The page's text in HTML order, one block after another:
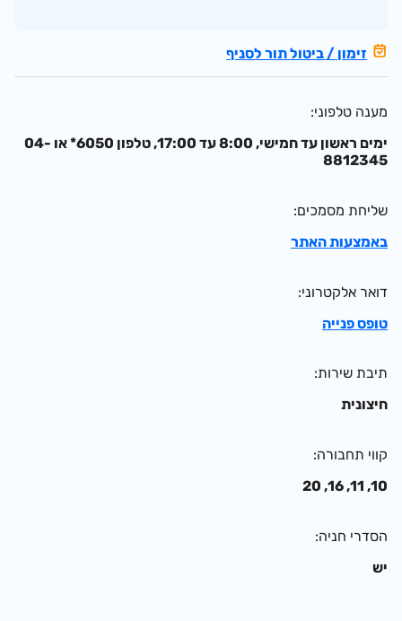
זימון / ביטול תור לסניף
מענה טלפוני
ימים ראשון עד חמישי, 8:00 עד 17:00, טלפון 6050* או 04-
8812345
שליחת מסמכים
באמצעות האתר
דואר אלקטרוני
טופס פנייה
תיבת שירות
חיצונית
קווי תחבורה
10, 11, 16, 20
הסדרי חניה
יש